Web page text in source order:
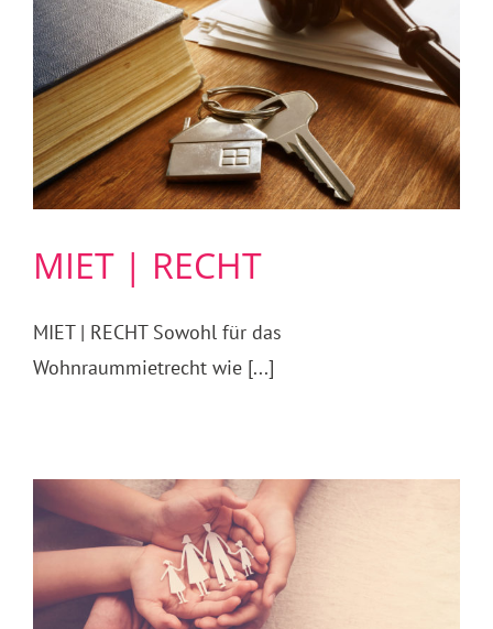
MIET | RECHT
MIET | RECHT Sowohl für das
Wohnraummietrecht wie [...]